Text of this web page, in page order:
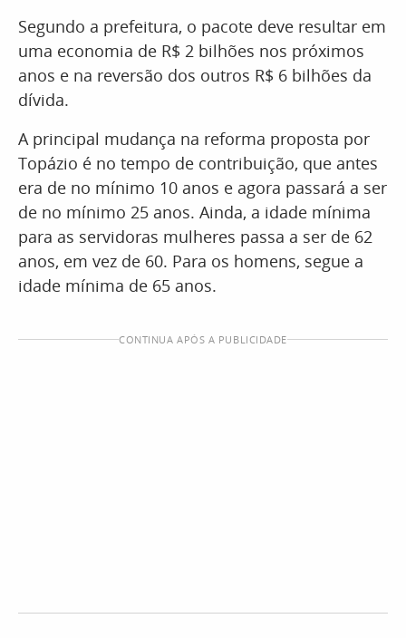
Segundo a prefeitura, o pacote deve resultar em
uma economia de R$ 2 bilhões nos próximos
anos e na reversão dos outros R$ 6 bilhões da
dívida.
A principal mudança na reforma proposta por
Topázio é no tempo de contribuição, que antes
era de no mínimo 10 anos e agora passará a ser
de no mínimo 25 anos. Ainda, a idade mínima
para as servidoras mulheres passa a ser de 62
anos, em vez de 60. Para os homens, segue a
idade mínima de 65 anos.
CONTINUA APÓS A PUBLICIDADE